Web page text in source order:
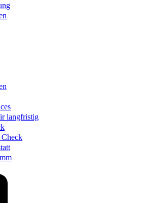
langfristig